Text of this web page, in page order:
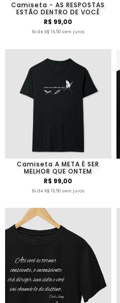
Camiseta - AS RESPOSTAS
ESTÃO DENTRO DE VOCÊ
R$ 99,00
6x de R$ 16,50 sem juros
Camiseta A META É SER
MELHOR QUE ONTEM
R$ 99,00
6x de R$ 16,50 sem juros